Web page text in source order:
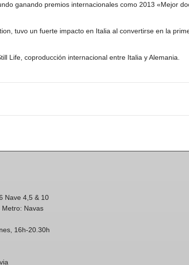
ganando premios internacionales como 2013 «Mejor
tuvo un fuerte impacto en Italia al convertirse en la
Life, coproducción internacional entre Italia y Alemania.
Nave 4,5 & 10
Navas
16h-20.30h